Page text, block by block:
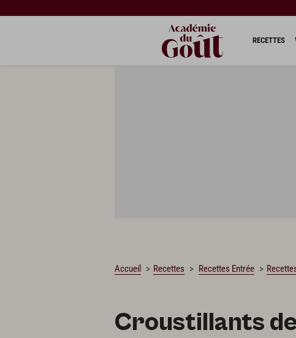
RECETTES
Accueil Recettes Recettes Entrée
Croustillants
CHARGEMENT…